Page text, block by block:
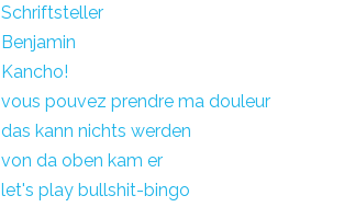
Schriftsteller
Benjamin
Kancho!
vous pouvez prendre ma douleur
das kann nichts werden
von da oben kam er
let's play bullshit-bingo